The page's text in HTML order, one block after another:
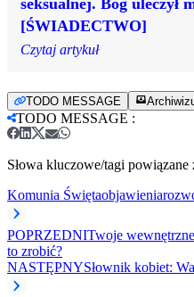
seksualnej. Bóg uleczył
[ŚWIADECTWO]
Czytaj artykuł
TODO MESSAGE
TODO MESSAGE :
Słowa kluczowe/tagi powiązane
Komunia Świętaobjawienia
POPRZEDNITwoje
to zrobić?
NASTĘPNYSłownik kobiet: